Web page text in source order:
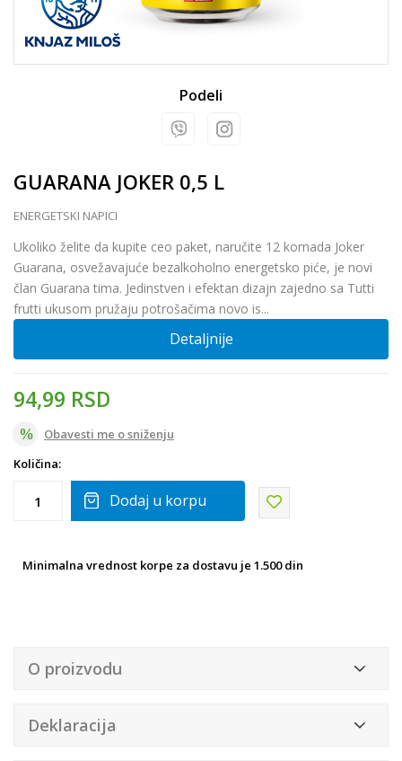
Podeli
GUARANA JOKER 0,5 L
ENERGETSKI NAPICI
Ukoliko želite da kupite ceo paket, naručite 12 komada Joker
Guarana, osvežavajuće bezalkoholno energetsko piće, je novi
član Guarana tima. Jedinstven i efektan dizajn zajedno sa Tutti
frutti ukusom pružaju potrošačima novo is...
Detaljnije
94,99 RSD
Obavesti me o sniženju
Količina:
Dodaj u korpu
Minimalna vrednost korpe za dostavu je 1.500 din
O proizvodu
Deklaracija